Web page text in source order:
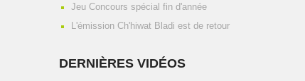
Jeu Concours spécial fin d'année
L'émission Ch'hiwat Bladi est de retour
DERNIÈRES VIDÉOS